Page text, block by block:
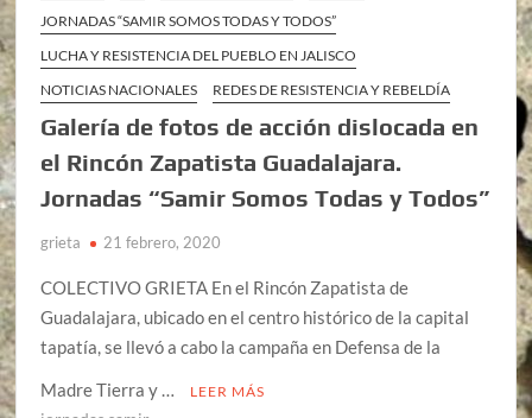
JORNADAS “SAMIR SOMOS TODAS Y TODOS”
LUCHA Y RESISTENCIA DEL PUEBLO EN JALISCO
NOTICIAS NACIONALES
REDES DE RESISTENCIA Y REBELDÍA
Galería de fotos de acción dislocada en
el Rincón Zapatista Guadalajara.
Jornadas “Samir Somos Todas y Todos”
grieta 21 febrero, 2020
COLECTIVO GRIETA En el Rincón Zapatista de
Guadalajara, ubicado en el centro histórico de la capital
tapatía, se llevó a cabo la campaña en Defensa de la
Madre Tierra y …
LEER MÁS